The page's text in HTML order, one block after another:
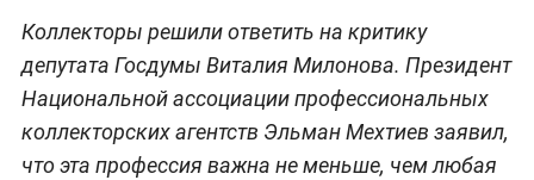
Коллекторы решили ответить на критику
депутата Госдумы Виталия Милонова. Президент
Национальной ассоциации профессиональных
коллекторских агентств Эльман Мехтиев заявил,
что эта профессия важна не меньше, чем любая